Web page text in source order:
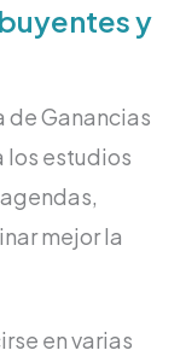
y
de Ganancias
los estudios
mejor la
en varias